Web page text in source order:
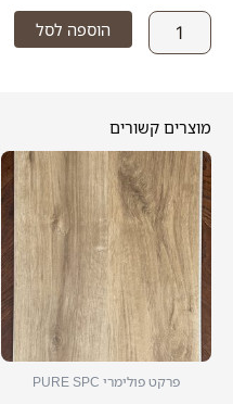
המקורי
כמות
של
הוספה לסל
מוצרים קשורים
פרקט פולימרי PURE SPC
למוצר
זה
יש
מספר
סוגים.
ניתן
לבחור
את